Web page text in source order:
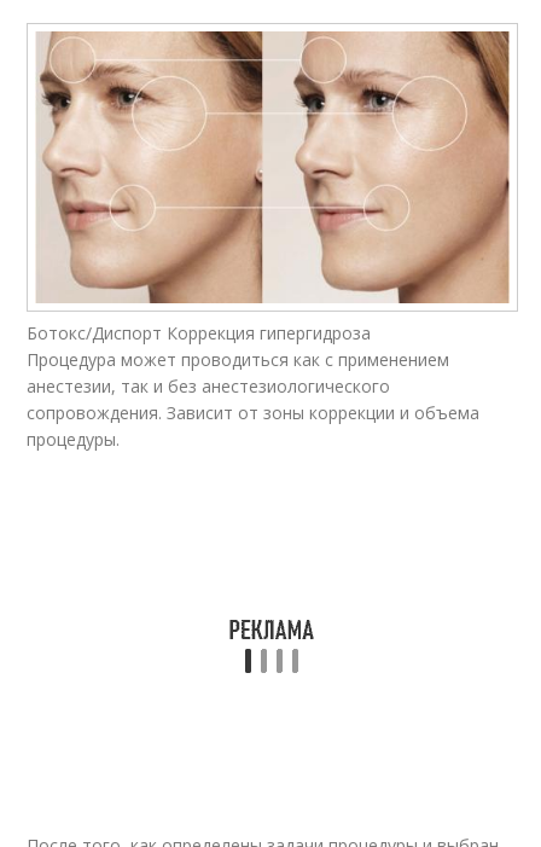
Ботокс/Диспорт Коррекция гипергидроза
Процедура может проводиться как с применением
анестезии, так и без анестезиологического
сопровождения. Зависит от зоны коррекции и объема
процедуры.